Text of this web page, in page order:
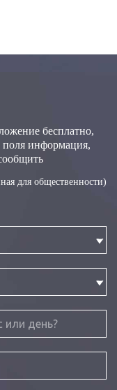
бесплатно,
поля информация,
для общественности)